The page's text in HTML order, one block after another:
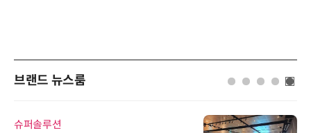
브랜드 뉴스룸
슈퍼솔루션